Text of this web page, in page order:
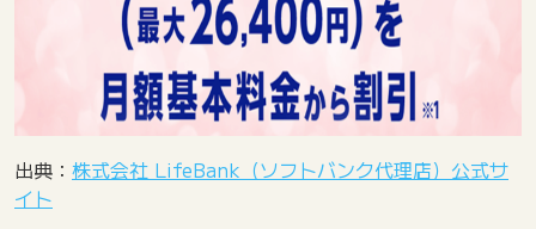
出典： 株式会社 LifeBank（ソフトバンク代理店）公式サ
イト